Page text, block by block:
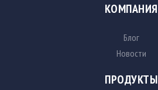
КОМПАНИЯ
Блог
Новости
ПРОДУКТЫ